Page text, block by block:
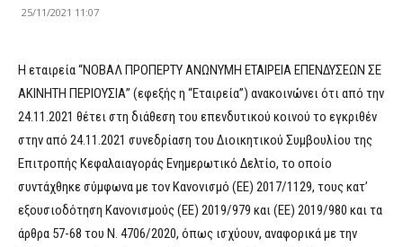
25/11/2021 11:07
Η εταιρεία “ΝΟΒΑΛ ΠΡΟΠΕΡΤΥ ΑΝΩΝΥΜΗ ΕΤΑΙΡΕΙΑ ΕΠΕΝΔΥΣΕΩΝ ΣΕ
ΑΚΙΝΗΤΗ ΠΕΡΙΟΥΣΙΑ” (εφεξής η “Εταιρεία”) ανακοινώνει ότι από την
24.11.2021 θέτει στη διάθεση του επενδυτικού κοινού το εγκριθέν
στην από 24.11.2021 συνεδρίαση του Διοικητικού Συμβουλίου της
Επιτροπής Κεφαλαιαγοράς Ενημερωτικό Δελτίο, το οποίο
συντάχθηκε σύμφωνα με τον Κανονισμό (EE) 2017/1129, τους κατ’
εξουσιοδότηση Κανονισμούς (EE) 2019/979 και (ΕΕ) 2019/980 και τα
άρθρα 57-68 του Ν. 4706/2020, όπως ισχύουν, αναφορικά με την